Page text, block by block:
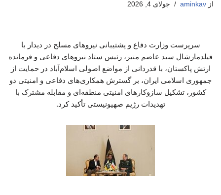
از aminkav جولای 4, 2026
سرپرست وزارت دفاع و پشتیبانی نیروهای مسلح در دیدار با
فیلدمارشال سید عاصم منیر، رئیس ستاد نیروهای دفاعی و فرمانده
ارتش پاکستان، با قدردانی از مواضع اصولی اسلام‌آباد در حمایت از
جمهوری اسلامی ایران، بر گسترش همکاری‌های دفاعی و امنیتی دو
کشور، تشکیل سازوکارهای امنیتی منطقه‌ای و مقابله مشترک با
تهدیدات رژیم صهیونیستی تأکید کرد.